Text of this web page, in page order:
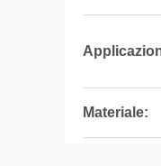
Materiale: